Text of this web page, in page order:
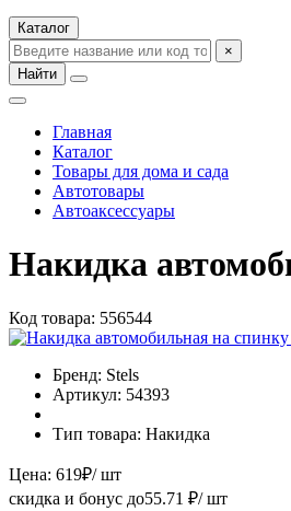
Каталог
×
Найти
Главная
Каталог
Товары для дома и сада
Автотовары
Автоаксессуары
Накидка
Код товара: 556544
Бренд: Stels
Артикул: 54393
Тип товара: Накидка
Цена: 619₽/ шт
скидка и бонус до55.71 ₽/ шт